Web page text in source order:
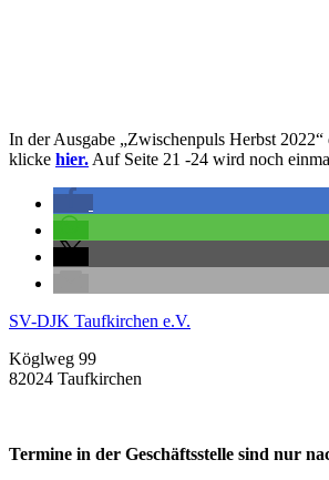
In der Ausgabe „Zwischenpuls Herbst
klicke hier. Auf Seite 21 -24 wird noch
SV-DJK Taufkirchen e.V.
Köglweg 99
82024 Taufkirchen
Termine in der Geschäftsstelle sind nur